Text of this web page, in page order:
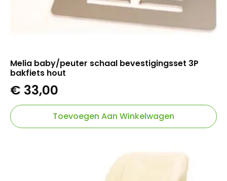
Melia baby/peuter schaal bevestigingsset 3P
bakfiets hout
€ 33,00
Toevoegen Aan Winkelwagen